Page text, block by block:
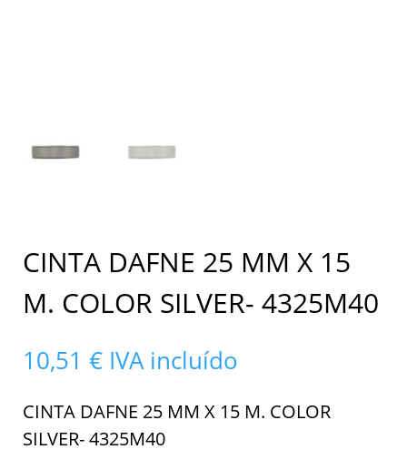
CINTA DAFNE 25 MM X 15
M. COLOR SILVER- 4325M40
10,51 € IVA incluído
CINTA DAFNE 25 MM X 15 M. COLOR
SILVER- 4325M40